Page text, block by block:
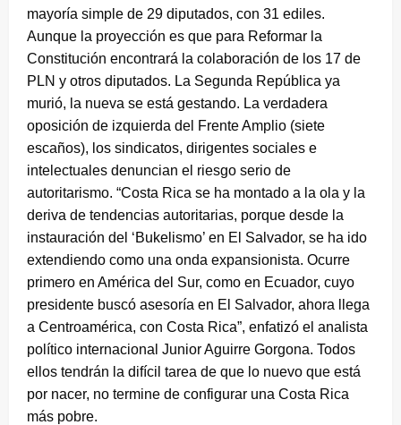
mayoría simple de 29 diputados, con 31 ediles.
Aunque la proyección es que para Reformar la
Constitución encontrará la colaboración de los 17 de
PLN y otros diputados. La Segunda República ya
murió, la nueva se está gestando. La verdadera
oposición de izquierda del Frente Amplio (siete
escaños), los sindicatos, dirigentes sociales e
intelectuales denuncian el riesgo serio de
autoritarismo. “Costa Rica se ha montado a la ola y la
deriva de tendencias autoritarias, porque desde la
instauración del ‘Bukelismo’ en El Salvador, se ha ido
extendiendo como una onda expansionista. Ocurre
primero en América del Sur, como en Ecuador, cuyo
presidente buscó asesoría en El Salvador, ahora llega
a Centroamérica, con Costa Rica”, enfatizó el analista
político internacional Junior Aguirre Gorgona. Todos
ellos tendrán la difícil tarea de que lo nuevo que está
por nacer, no termine de configurar una Costa Rica
más pobre.